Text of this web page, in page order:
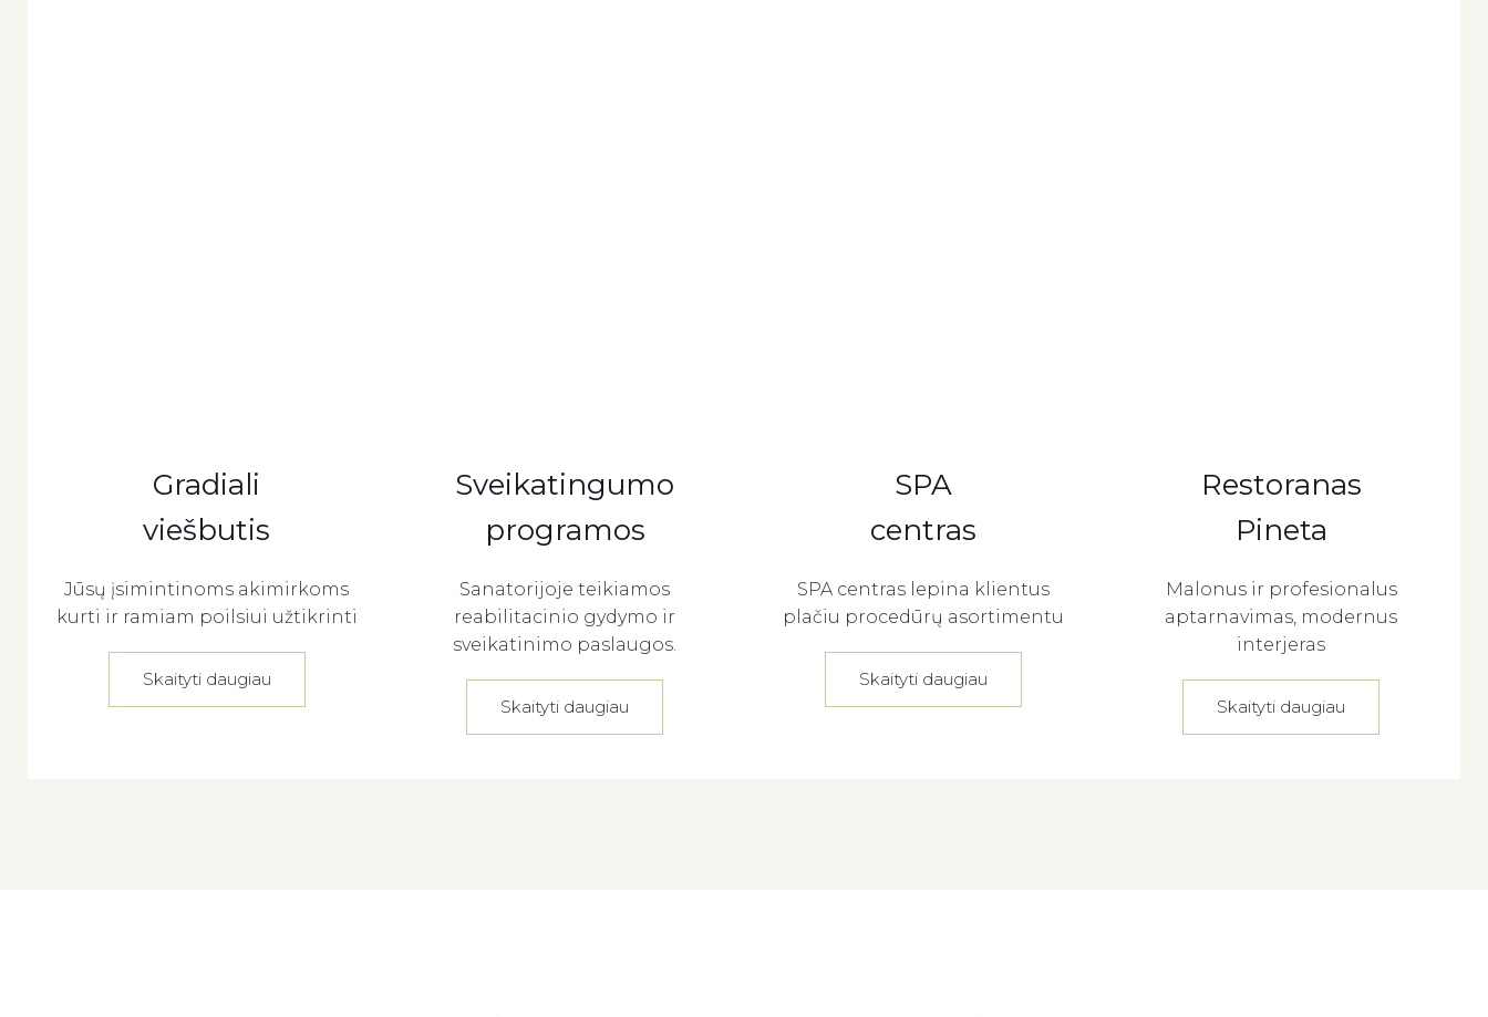
Gradiali
viešbutis
Jūsų įsimintinoms akimirkoms
kurti ir ramiam poilsiui užtikrinti
Skaityti daugiau
Sveikatingumo
programos
Sanatorijoje teikiamos
reabilitacinio gydymo ir
sveikatinimo paslaugos.
Skaityti daugiau
SPA
centras
SPA centras lepina klientus
plačiu procedūrų asortimentu
Skaityti daugiau
Restoranas
Pineta
Malonus ir profesionalus
aptarnavimas, modernus
interjeras
Skaityti daugiau